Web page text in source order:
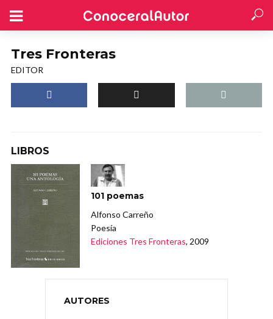
Tres Fronteras
EDITOR
LIBROS
101 poemas
Alfonso Carreño
Poesía
Ediciones Tres Fronteras, 2009
AUTORES